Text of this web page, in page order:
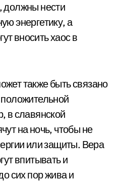
должны нести
энергетику, а
вносить хаос в
также быть связано
в славянской
на ночь, чтобы не
или защиты. Вера
впитывать и
сих пор жива и